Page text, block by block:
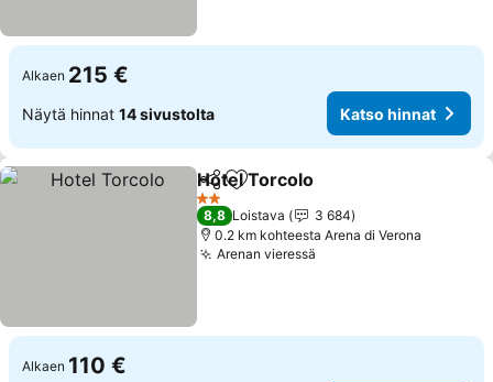
Alkaen 215 €
Näytä hinnat 14 sivustolta Katso hinnat
Jaa Lisää suosikkeihin
Hotel Torcolo
2 Tähtiluokitus
8,8 Loistava
3 684
0.2 km kohteesta Arena di Verona
Arenan vieressä
Alkaen 110 €